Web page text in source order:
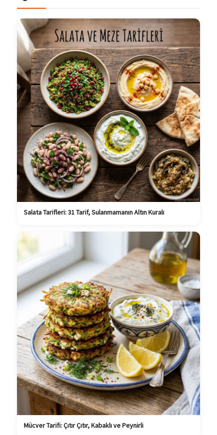
Salata Tarifleri: 31 Tarif, Sulanmamanın Altın Kuralı
Mücver Tarifi: Çıtır Çıtır, Kabaklı ve Peynirli